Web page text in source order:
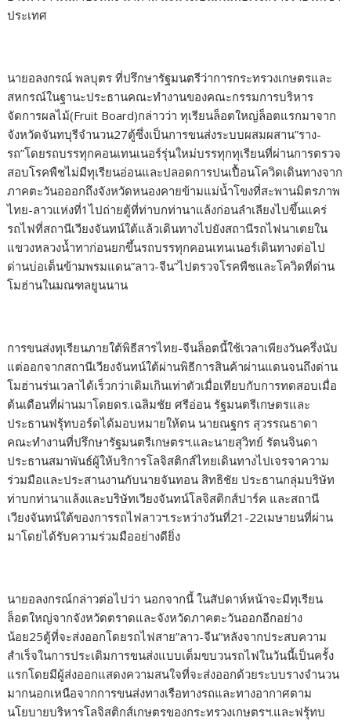
ประเทศ
นายอลงกรณ์ พลบุตร ที่ปรึกษารัฐมนตรีว่าการกระทรวงเกษตรและ
สหกรณ์ในฐานะประธานคณะทำงานของคณะกรรมการบริหาร
จัดการผลไม้(Fruit Board)กล่าวว่า ทุเรียนล็อตใหญ่ล็อตแรกมาจาก
จังหวัดจันทบุรีจำนวน27ตู้ซึ่งเป็นการขนส่งระบบผสมผสาน”ราง-
รถ”โดยรถบรรทุกคอนเทนเนอร์รุ่นใหม่บรรทุกทุเรียนที่ผ่านการตรวจ
สอบโรคพืชไม่มีทุเรียนอ่อนและปลอดการปนเปื้อนโควิดเดินทางจาก
ภาคตะวันอออกถึงจังหวัดหนองคายข้ามแม่น้ำโขงที่สะพานมิตรภาพ
ไทย-ลาวแห่งที่1ไปถ่ายตู้ที่ท่าบกท่านาแล้งก่อนลำเลียงไปขึ้นแคร่
รถไฟที่สถานีเวียงจันทน์ใต้แล้วเดินทางไปยังสถานีรถไฟนาเตยใน
แขวงหลวงน้ำทาก่อนยกขึ้นรถบรรทุกคอนเทนเนอร์เดินทางต่อไป
ด่านบ่อเต็นข้ามพรมแดน”ลาว-จีน”ไปตรวจโรคพืชและโควิดที่ด่าน
โมฮ่านในมณฑลยูนนาน
การขนส่งทุเรียนภายใต้พิธีสารไทย-จีนล็อตนี้ใช้เวลาเพียงวันครึ่งนับ
แต่ออกจากสถานีเวียงจันทน์ใต้ผ่านพิธีการสินค้าผ่านแดนจนถึงด่าน
โมฮ่านร่นเวลาได้เร็วกว่าเดิมเกินเท่าตัวเมื่อเทียบกับการทดสอบเมื่อ
ต้นเดือนที่ผ่านมาโดยดร.เฉลิมชัย ศรีอ่อน รัฐมนตรีเกษตรและ
ประธานฟรุ้ทบอร์ดได้มอบหมายให้ตน นายณฐกร สุวรรณธาดา
คณะทำงานที่ปรึกษารัฐมนตรีเกษตรฯ.และนายสุวิทย์ รัตนจินดา
ประธานสมาพันธ์ผู้ให้บริการโลจิสติกส์ไทยเดินทางไปเจรจาความ
ร่วมมือและประสานงานกับนายจันทอน สิทธิชัย ประธานกลุ่มบริษัท
ท่าบกท่านาแล้งและบริษัทเวียงจันทน์โลจิสติกส์ปาร์ค และสถานี
เวียงจันทน์ใต้ของการรถไฟลาวฯ.ระหว่างวันที่21-22เมษายนที่ผ่าน
มาโดยได้รับความร่วมมืออย่างดียิ่ง
นายอลงกรณ์กล่าวต่อไปว่า นอกจากนี้ ในสัปดาห์หน้าจะมีทุเรียน
ล็อตใหญ่จากจังหวัดตราดและจังหวัดภาคตะวันออกอีกอย่าง
น้อย25ตู้ที่จะส่งออกโดยรถไฟสาย”ลาว-จีน”หลังจากประสบความ
สำเร็จในการประเดิมการขนส่งแบบเต็มขบวนรถไฟในวันนี้เป็นครั้ง
แรกโดยมีผู้ส่งออกแสดงความสนใจที่จะส่งออกด้วยระบบรางจำนวน
มากนอกเหนือจากการขนส่งทางเรือทางรถและทางอากาศตาม
นโยบายบริหารโลจิสติกส์เกษตรของกระทรวงเกษตรฯ.และฟรุ้ทบ